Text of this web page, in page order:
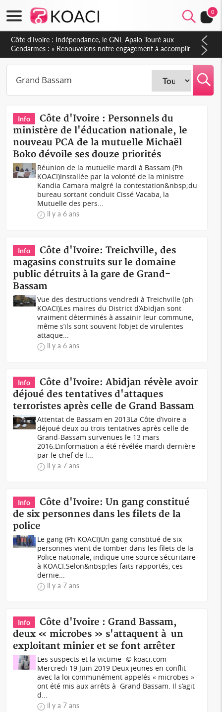
0
Sierra Leone : Un projet de réforme constitutionnelle en
gestation, points clés des amendements, un exclu d'avance
Info
Côte d'Ivoire : Personnels du
ministère de l'éducation nationale, le
nouveau PCA de la mutuelle Michaël
Boko dévoile ses douze priorités
Réunion de la mutuelle mardi à Bassam (Ph
KOACI)Installée par la volonté de la ministre
Kandia Camara malgré la contestation&nbsp;du
bureau sortant conduit Cissé Vacaba, la
Mutuelle des pers...
il y a 6 ans
Info
Côte d'Ivoire: Treichville, des
magasins construits sur le domaine
public détruits à la gare de Grand-
Bassam
Vue des destructions vendredi à Treichville (ph
KOACI)Les maires du District d’Abidjan sont
vraiment déterminés à assainir leur commune,
même s’ils sont souvent l’objet de virulentes
attaque...
il y a 6 ans
Info
Côte d'Ivoire: Abidjan révèle avoir
déjoué des tentatives d'attaques
terroristes après celle de Grand Bassam
Attentat de Bassam en 2013La Côte d’ivoire a
déjoué deux ou trois tentatives après celle de
Grand-Bassam survenues le 13 mars
2016.L’information a été révélée mardi dernière
par le chef de l...
il y a 7 ans
Info
Côte d'Ivoire: Un gang constitué
de six personnes dans les filets de la
police
Le gang (Ph KOACI)Un gang constitué de six
personnes vient de tomber dans les filets de la
Police nationale, indique une source sécuritaire
à KOACI.Selon&nbsp;les faits rapportés, ces
dernie...
il y a 7 ans
Info
Côte d'Ivoire : Grand Bassam,
deux « microbes » s'attaquent à un
exploitant minier et se font arrêter
Les suspects et la victime- © koaci.com –
Mercredi 19 Juin 2019 Deux jeunes en conflit
avec la loi communément appelés « microbes »
ont été mis aux arrêts à Grand Bassam. Il s’agit
d...
il y a 7 ans